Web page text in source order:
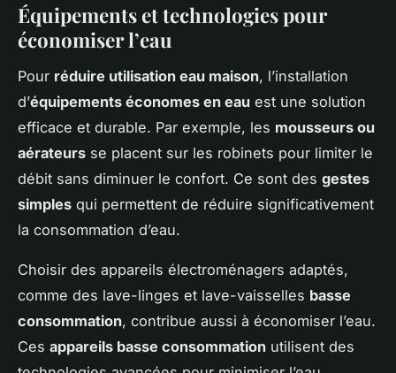
Équipements et technologies pour
économiser l’eau
Pour réduire utilisation eau maison, l’installation
d’équipements économes en eau est une solution
efficace et durable. Par exemple, les mousseurs ou
aérateurs se placent sur les robinets pour limiter le
débit sans diminuer le confort. Ce sont des gestes
simples qui permettent de réduire significativement
la consommation d’eau.
Choisir des appareils électroménagers adaptés,
comme des lave-linges et lave-vaisselles basse
consommation, contribue aussi à économiser l’eau.
Ces appareils basse consommation utilisent des